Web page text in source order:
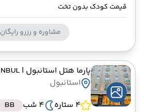
قیمت کودک بدون تخت
مشاوره و رزرو رایگان
پارما هتل استانبول | PARMA ISTANBUL
استانبول
4 ستاره
4 شب BB